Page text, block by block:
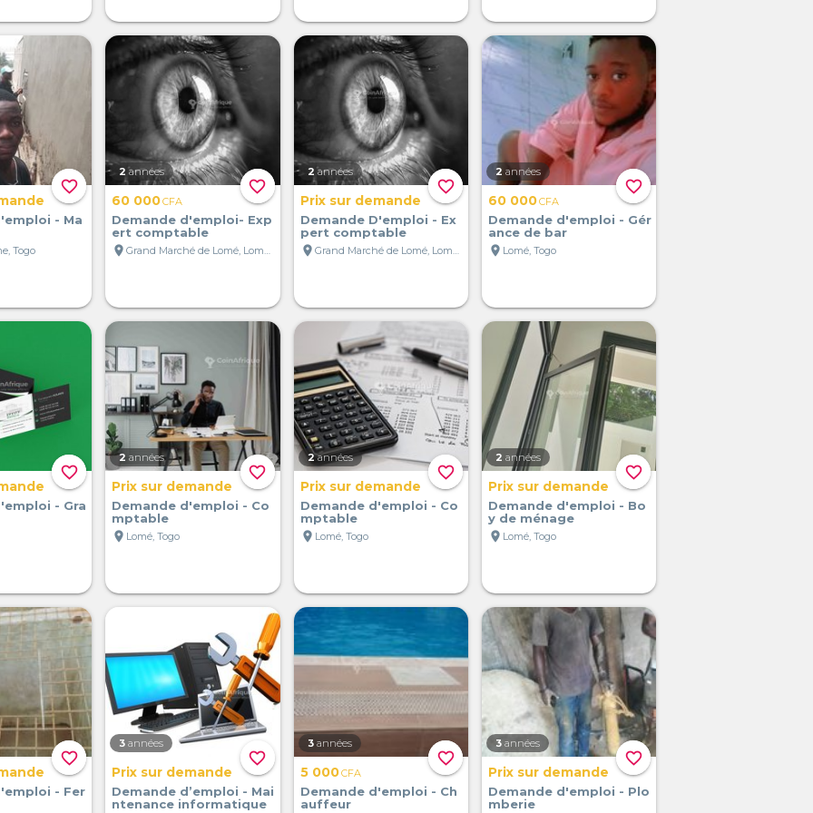
favorite_border
- Ma
Togo
favorite_border
2 années
60 000CFA
Demande d'emploi- Exp
ert comptable
location_on
Grand Marché de Lomé, Lomé, Togo
favorite_border
2 années
Prix sur demande
Demande D'emploi - Ex
pert comptable
location_on
Grand Marché de Lomé, Lomé, Togo
favorite_border
2 années
60 000CFA
Demande d'emploi - Gér
ance de bar
location_on Lomé, Togo
favorite_border
- Gra
favorite_border
2 années
Prix sur demande
Demande d'emploi - Co
mptable
location_on Lomé, Togo
favorite_border
2 années
Prix sur demande
Demande d'emploi - Co
mptable
location_on Lomé, Togo
favorite_border
2 années
Prix sur demande
Demande d'emploi - Bo
y de ménage
location_on Lomé, Togo
favorite_border
- Fer
favorite_border
3 années
Prix sur demande
Demande d’emploi - Mai
ntenance informatique
favorite_border
3 années
5 000CFA
Demande d'emploi - Ch
auffeur
favorite_border
3 années
Prix sur demande
Demande d'emploi - Plo
mberie